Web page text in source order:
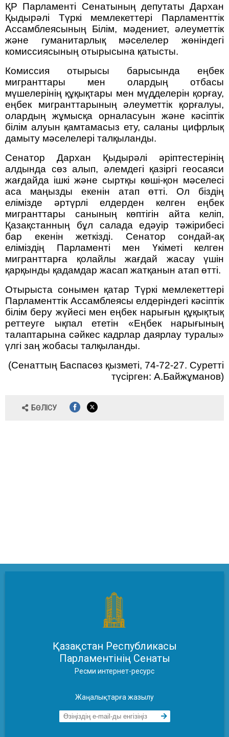
ҚР Парламенті Сенатының депутаты Дархан
Қыдырәлі Түркі мемлекеттері Парламенттік
Ассамблеясының Білім, мәдениет, әлеуметтік
және гуманитарлық мәселелер жөніндегі
комиссиясының отырысына қатысты.
Комиссия отырысы барысында еңбек
мигранттары мен олардың отбасы
мүшелерінің құқықтары мен мүдделерін қорғау,
еңбек мигранттарының әлеуметтік қорғалуы,
олардың жұмысқа орналасуын және кәсіптік
білім алуын қамтамасыз ету, саланы цифрлық
дамыту мәселелері талқыланды.
Сенатор Дархан Қыдырәлі әріптестерінің
алдында сөз алып, әлемдегі қазіргі геосаяси
жағдайда ішкі және сыртқы көші-қон мәселесі
аса маңызды екенін атап өтті. Ол біздің
елімізде әртүрлі елдерден келген еңбек
мигранттары санының көптігін айта келіп,
Қазақстанның бұл салада едәуір тәжірибесі
бар екенін жеткізді. Сенатор сондай-ақ
еліміздің Парламенті мен Үкіметі келген
мигранттарға қолайлы жағдай жасау үшін
қарқынды қадамдар жасап жатқанын атап өтті.
Отырыста сонымен қатар Түркі мемлекеттері
Парламенттік Ассамблеясы елдеріндегі кәсіптік
білім беру жүйесі мен еңбек нарығын құқықтық
реттеуге ықпал ететін «Еңбек нарығының
талаптарына сәйкес кадрлар даярлау туралы»
үлгі заң жобасы талқыланды.
(Сенаттың Баспасөз қызметі, 74-72-27. Суретті
түсірген: А.Байжұманов)
БӨЛІСУ
Қазақстан Республикасы
Парламентінің Сенаты
Ресми интернет-ресурс
Жаңалықтарға жазылу